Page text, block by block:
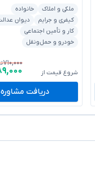
ملکی و املاک
خانواده
کیفری و جرایم
دیوان
کار و تأمین اجتماعی
خودرو و حمل‌ونقل
شروع قیمت از
۷۱۰,۰۰۰
دریافت مشاوره